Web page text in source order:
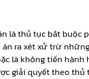
là thủ tục bắt buộc
ra xét xử trừ
là không tiến hành
giải quyết theo thủ